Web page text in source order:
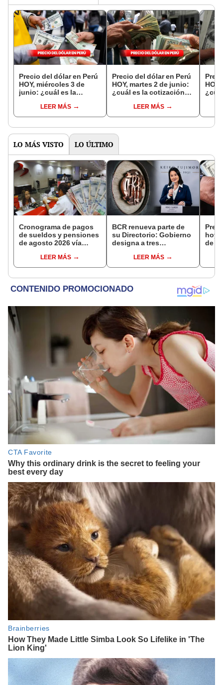
Precio del dólar en Perú
HOY, miércoles 3 de
junio: ¿cuál es la
cambio?LEER MÁS
Precio del dólar en Perú
HOY, martes 2 de junio:
¿cuál es la cotización
LEER MÁS
LO MÁS VISTO LO ÚLTIMO
Cronograma de pagos
de sueldos y pensiones
de agosto 2026 vía
conoce las fechas de
depósito
LEER MÁS
BCR renueva parte de
su Directorio: Gobierno
designa a tres
EjecutivoLEER MÁS
hoy,
de